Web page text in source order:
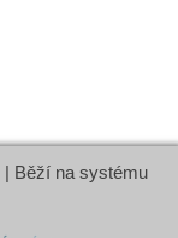
| Běží na systému